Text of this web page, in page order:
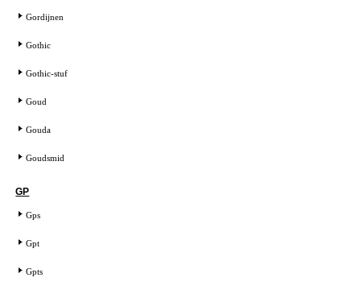
Gordijnen
Gothic
Gothic-stuf
Goud
Gouda
Goudsmid
GP
Gps
Gpt
Gpts